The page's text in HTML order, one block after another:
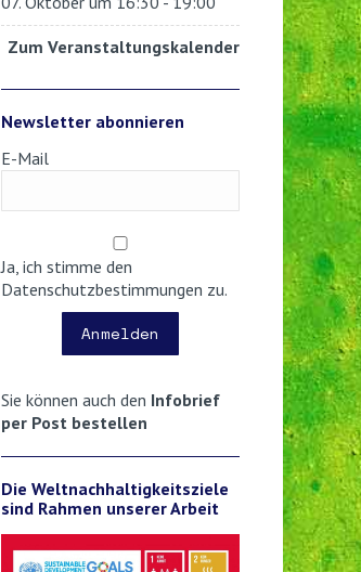
Zum Veranstaltungskalender
Newsletter abonnieren
E-Mail
Ja, ich stimme den
Datenschutzbestimmungen zu.
Anmelden
Sie können auch den Infobrief
per Post bestellen
Die Weltnachhaltigkeitsziele
sind Rahmen unserer Arbeit